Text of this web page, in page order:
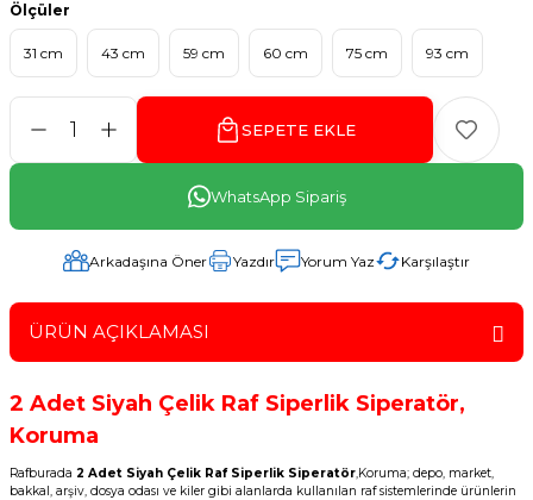
Ölçüler
31 cm 43 cm 59 cm 60 cm 75 cm 93 cm
SEPETE EKLE
WhatsApp Sipariş
Arkadaşına Öner Yazdır Yorum Yaz Karşılaştır
ÜRÜN AÇIKLAMASI
2 Adet Siyah Çelik Raf Siperlik Siperatör,
Koruma
Rafburada 2 Adet Siyah Çelik Raf Siperlik Siperatör,Koruma; depo, market,
bakkal, arşiv, dosya odası ve kiler gibi alanlarda kullanılan raf sistemlerinde ürünlerin